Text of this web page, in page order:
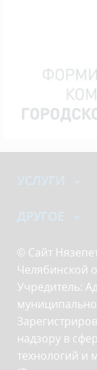
УСЛУГИ
ДРУГОЕ
© Сайт
Челябинской
Учредитель:
надзору в
технологий и